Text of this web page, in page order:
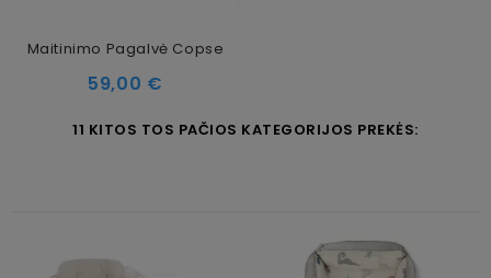
Maitinimo Pagalvė Copse
Kaina
59,00 €
11 KITOS TOS PAČIOS KATEGORIJOS PREKĖS: